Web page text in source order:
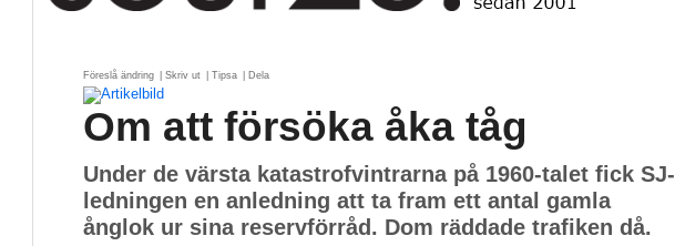
Föreslå ändring Skriv ut Tipsa Dela
Om att försöka åka tåg
Under de värsta katastrofvintrarna på 1960-talet fick SJ-
ledningen en anledning att ta fram ett antal gamla
ånglok ur sina reservförråd. Dom räddade trafiken då.